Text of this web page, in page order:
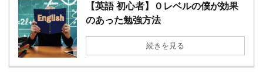
【英語 初心者】０レベルの僕が効果
のあった勉強方法
続きを見る